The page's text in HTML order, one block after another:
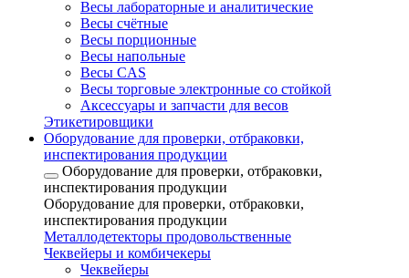
Весы лабораторные и аналитические
Весы счётные
Весы порционные
Весы напольные
Весы CAS
Весы торговые электронные со стойкой
Аксессуары и запчасти для весов
Этикетировщики
Оборудование для проверки, отбраковки,
инспектирования продукции
Оборудование для проверки, отбраковки,
инспектирования продукции
Оборудование для проверки, отбраковки,
инспектирования продукции
Металлодетекторы продовольственные
Чеквейеры и комбичекеры
Чеквейеры